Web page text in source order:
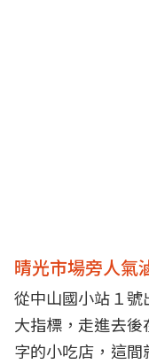
晴光市場旁人氣
從中山國小站１
大指標，走進去
字的小吃店，這